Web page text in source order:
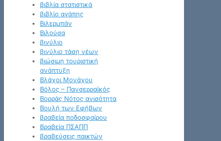
βιβλία στατιστικά
βιβλίο αγάπης
Βιλερμπάν
Βιλούσα
βινύλιο
βινύλιο τάση νέων
βιώσιμη τουριστική
ανάπτυξη
Βλάχοι Μονάχου
Βόλος – Πανσερραϊκός
Βορράς Νότος ανισότητα
Βουλή των Εφήβων
βραβεία ποδοσφαίρου
Βραβεία ΠΣΑΠΠ
βραβεύσεις παικτών